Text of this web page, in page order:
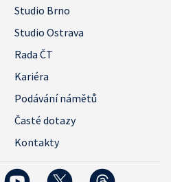
Studio Brno
Studio Ostrava
Rada ČT
Kariéra
Podávání námětů
Časté dotazy
Kontakty